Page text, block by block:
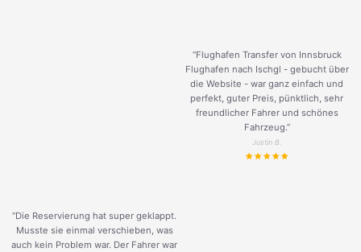
“Flughafen Transfer von Innsbruck
Flughafen nach Ischgl - gebucht über
die Website - war ganz einfach und
perfekt, guter Preis, pünktlich, sehr
freundlicher Fahrer und schönes
Fahrzeug.”
Justin B.
“Die Reservierung hat super geklappt.
Musste sie einmal verschieben, was
auch kein Problem war. Der Fahrer war